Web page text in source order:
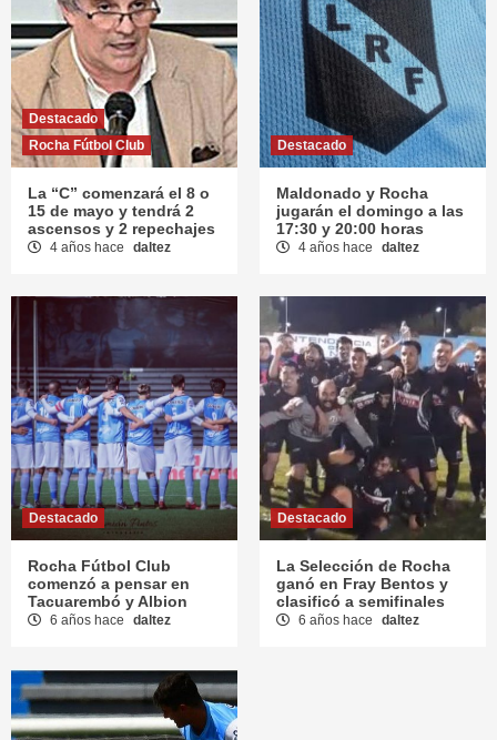
Destacado
Rocha Fútbol Club
La “C” comenzará el 8 o
15 de mayo y tendrá 2
ascensos y 2 repechajes
4 años hace daltez
Destacado
Maldonado y Rocha
jugarán el domingo a las
17:30 y 20:00 horas
4 años hace daltez
Destacado
Rocha Fútbol Club
comenzó a pensar en
Tacuarembó y Albion
6 años hace daltez
Destacado
La Selección de Rocha
ganó en Fray Bentos y
clasificó a semifinales
6 años hace daltez